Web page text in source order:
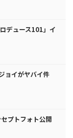
デュース101」イ
ョイがヤバイ件
プトフォト公開